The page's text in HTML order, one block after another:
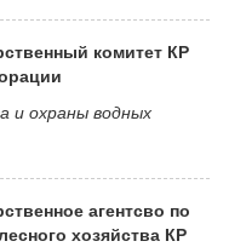
комитет КР
и охраны водных
агентсво по
хозяйства КР